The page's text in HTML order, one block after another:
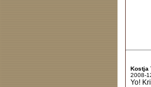
Kostja
2008-
Yo!